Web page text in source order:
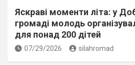
Яскраві моменти літа: у
громаді молодь
для понад 200 дітей
07/29/2026 silahromad